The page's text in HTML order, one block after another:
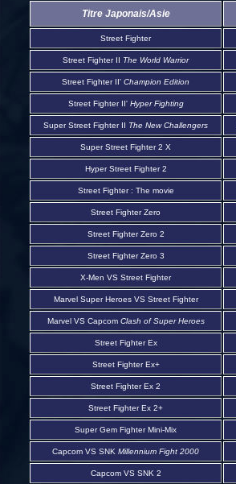
Titre Japonais/Asie
Street Fighter
Street Fighter II The World Warrior
Street Fighter II' Champion Edition
Street Fighter II' Hyper Fighting
Super Street Fighter II The New Challengers
Super Street Fighter 2 X
Hyper Street Fighter 2
Street Fighter : The movie
Street Fighter Zero
Street Fighter Zero 2
Street Fighter Zero 3
X-Men VS Street Fighter
Marvel Super Heroes VS Street Fighter
Marvel VS Capcom Clash of Super Heroes
Street Fighter Ex
Street Fighter Ex+
Street Fighter Ex 2
Street Fighter Ex 2+
Super Gem Fighter Mini-Mix
Capcom VS SNK Millennium Fight 2000
Capcom VS SNK 2